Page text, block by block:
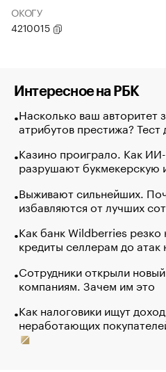
ОКОГУ
4210015
Интересное на РБК
Насколько ваш авторитет
атрибутов престижа? Тест
Казино проиграло. Как
разрушают букмекерскую
Выживают сильнейших.
избавляются от лучших
Как банк Wildberries резко
кредиты селлерам до атак
Сотрудники открыли
компаниям. Зачем им это
Как налоговики ищут
неработающих